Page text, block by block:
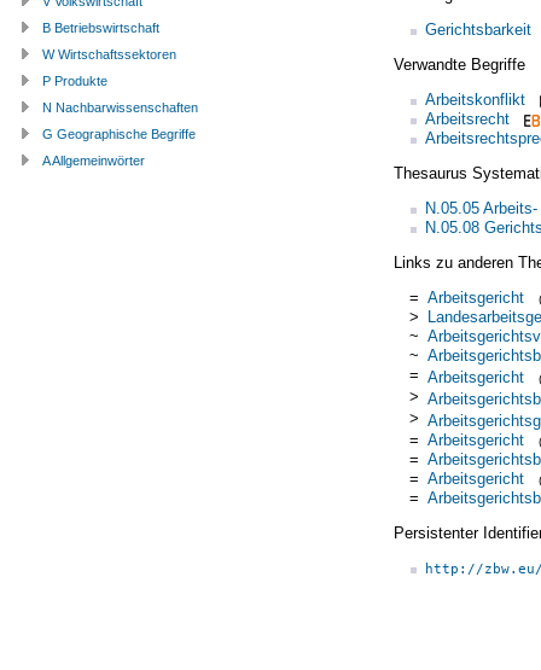
Gerichtsbarkeit
Verwandte Begriffe
Arbeitskonflikt
Arbeitsrecht
Thesaurus
N.05.05
N.05.08
Links zu anderen
= Arbeitsgericht
>
~
~
= Arbeitsgericht
>
>
= Arbeitsgericht
=
= Arbeitsgericht
=
Persistenter
http://
B Betriebswirtschaft
W Wirtschaftssektoren
P Produkte
N Nachbarwissenschaften
G Geographische Begriffe
A Allgemeinwörter